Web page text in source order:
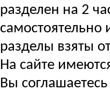
разделен на 2
самостоятельно
разделы взяты
На сайте
Вы